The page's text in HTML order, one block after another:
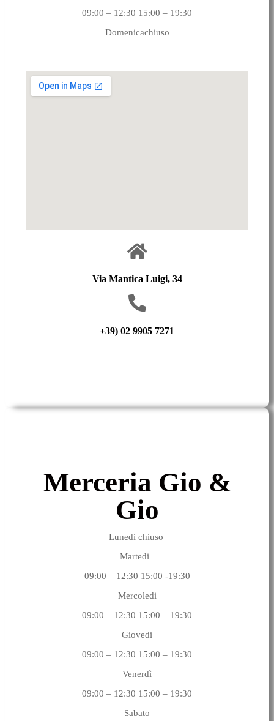
09:00 – 12:30 15:00 – 19:30
Domenicachiuso
Via Mantica Luigi, 34
+39) 02 9905 7271
Merceria Gio &
Gio
Lunedi chiuso
Martedi
09:00 – 12:30 15:00 -19:30
Mercoledi
09:00 – 12:30 15:00 – 19:30
Giovedi
09:00 – 12:30 15:00 – 19:30
Venerdì
09:00 – 12:30 15:00 – 19:30
Sabato